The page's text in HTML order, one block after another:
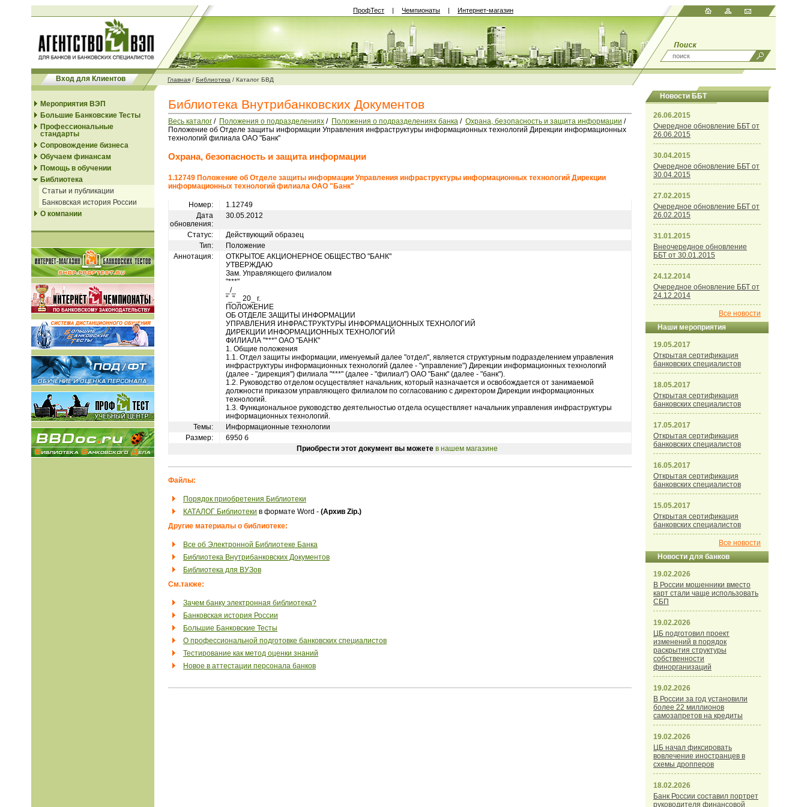
ПрофТест | Чемпионаты | Интернет-магазин
Вход для Клиентов Главная / Библиотека / Каталог БВД
Мероприятия ВЭП
Большие Банковские Тесты
Профессиональные
стандарты
Сопровождение бизнеса
Обучаем финансам
Помощь в обучении
Библиотека
Статьи и публикации
Банковская история России
О компании
Библиотека Внутрибанковских Документов
Весь каталог / Положения о подразделениях / Положения о подразделениях банка / Охрана, безопасность и защита информации /
Положение об Отделе защиты информации Управления инфраструктуры информационных технологий Дирекции информационных
технологий филиала ОАО "Банк"
Охрана, безопасность и защита информации
1.12749 Положение об Отделе защиты информации Управления инфраструктуры информационных технологий Дирекции
информационных технологий филиала ОАО "Банк"
Номер:
1.12749
Дата
обновления:
30.05.2012
Статус:
Действующий образец
Тип:
Положение
Аннотация:
ОТКРЫТОЕ АКЦИОНЕРНОЕ ОБЩЕСТВО "БАНК"
УТВЕРЖДАЮ
Зам. Управляющего филиалом
"***"
_/_
"_" _ 20_ г.
ПОЛОЖЕНИЕ
ОБ ОТДЕЛЕ ЗАЩИТЫ ИНФОРМАЦИИ
УПРАВЛЕНИЯ ИНФРАСТРУКТУРЫ ИНФОРМАЦИОННЫХ ТЕХНОЛОГИЙ
ДИРЕКЦИИ ИНФОРМАЦИОННЫХ ТЕХНОЛОГИЙ
ФИЛИАЛА "***" ОАО "БАНК"
1. Общие положения
1.1. Отдел защиты информации, именуемый далее "отдел", является структурным подразделением управления
инфраструктуры информационных технологий (далее - "управление") Дирекции информационных технологий
(далее - "дирекция") филиала "***" (далее - "филиал") ОАО "Банк" (далее - "банк").
1.2. Руководство отделом осуществляет начальник, который назначается и освобождается от занимаемой
должности приказом управляющего филиалом по согласованию с директором Дирекции информационных
технологий.
1.3. Функциональное руководство деятельностью отдела осуществляет начальник управления инфраструктуры
информационных технологий.
Темы:
Информационные технологии
Размер:
6950 б
Приобрести этот документ вы можете в нашем магазине
Файлы:
Порядок приобретения Библиотеки
КАТАЛОГ Библиотеки в формате Word - (Архив Zip.)
Другие материалы о библиотеке:
Все об Электронной Библиотеке Банка
Библиотека Внутрибанковских Документов
Библиотека для ВУЗов
См.также:
Зачем банку электронная библиотека?
Банковская история России
Большие Банковские Тесты
О профессиональной подготовке банковских специалистов
Тестирование как метод оценки знаний
Новое в аттестации персонала банков
Новости ББТ
26.06.2015
Очередное обновление ББТ от
26.06.2015
30.04.2015
Очередное обновление ББТ от
30.04.2015
27.02.2015
Очередное обновление ББТ от
26.02.2015
31.01.2015
Внеочередное обновление
ББТ от 30.01.2015
24.12.2014
Очередное обновление ББТ от
24.12.2014
Все новости
Наши мероприятия
19.05.2017
Открытая сертификация
банковских специалистов
18.05.2017
Открытая сертификация
банковских специалистов
17.05.2017
Открытая сертификация
банковских специалистов
16.05.2017
Открытая сертификация
банковских специалистов
15.05.2017
Открытая сертификация
банковских специалистов
Все новости
Новости для банков
19.02.2026
В России мошенники вместо
карт стали чаще использовать
СБП
19.02.2026
ЦБ подготовил проект
изменений в порядок
раскрытия структуры
собственности
финорганизаций
19.02.2026
В России за год установили
более 22 миллионов
самозапретов на кредиты
19.02.2026
ЦБ начал фиксировать
вовлечение иностранцев в
схемы дропперов
18.02.2026
Банк России составил портрет
руководителя финансовой